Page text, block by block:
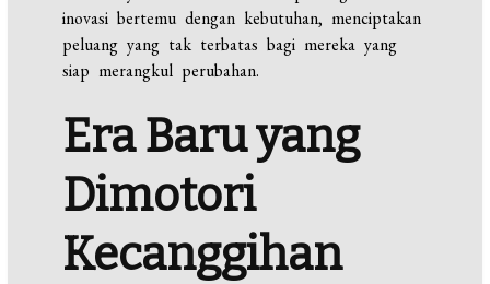
inovasi bertemu dengan kebutuhan, menciptakan
peluang yang tak terbatas bagi mereka yang
siap merangkul perubahan.
Era Baru yang
Dimotori
Kecanggihan